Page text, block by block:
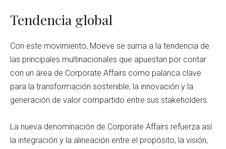
Tendencia global
Con este movimiento, Moeve se suma a la tendencia de
las principales multinacionales que apuestan por contar
con un área de Corporate Affairs como palanca clave
para la transformación sostenible, la innovación y la
generación de valor compartido entre sus stakeholders.
La nueva denominación de Corporate Affairs refuerza así
la integración y la alineación entre el propósito, la visión,